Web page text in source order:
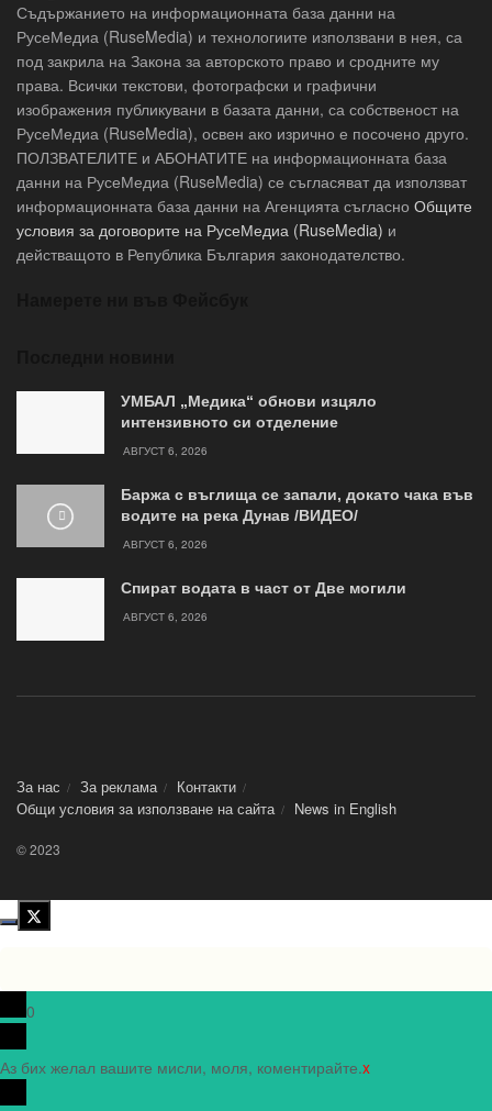
Съдържанието на информационната база данни на
РусеМедиа (RuseMedia) и технологиите използвани в нея, са
под закрила на Закона за авторското право и сродните му
права. Всички текстови, фотографски и графични
изображения публикувани в базата данни, са собственост на
РусеМедиа (RuseMedia), освен ако изрично е посочено друго.
ПОЛЗВАТЕЛИТЕ и АБОНАТИТЕ на информационната база
данни на РусеМедиа (RuseMedia) се съгласяват да използват
информационната база данни на Агенцията съгласно Общите
условия за договорите на РусеМедиа (RuseMedia) и
действащото в Република България законодателство.
УМБАЛ „Медика“ обнови изцяло
интензивното си отделение
АВГУСТ 6, 2026
Баржа с въглища се запали, докато чака във
водите на река Дунав /ВИДЕО/
АВГУСТ 6, 2026
Спират водата в част от Две могили
АВГУСТ 6, 2026
За нас За реклама
Контакти
Общи условия за използване на сайта
News in Еnglish
© 2023
0
Аз бих желал вашите мисли, моля, коментирайте.x